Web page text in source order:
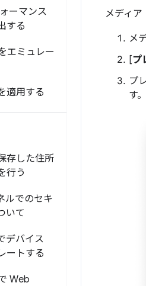
ーマンス
する
エミュレー
適用する
存した住所
行う
ルでのセキ
いて
デバイス
ートする
Web
メディア
メ
[プ
プ
す。